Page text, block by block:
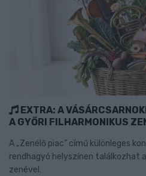
EXTRA: A
A GYŐRI FILHARMONIKUS
A „Zenélő piac” című különleges
rendhagyó helyszínen találkozhat
zenével.